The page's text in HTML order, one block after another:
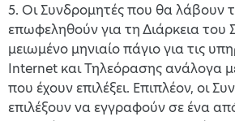
5. Οι Συνδρομητές που θα λάβουν
επωφεληθούν για τη Διάρκεια του
μειωμένο μηνιαίο πάγιο για τις
Internet και Τηλεόρασης ανάλογα
που έχουν επιλέξει. Επιπλέον, οι
επιλέξουν να εγγραφούν σε ένα